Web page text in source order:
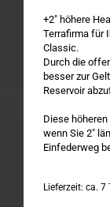
+2" höhere
Terrafirma für
Classic.
Durch die
besser zur
Reservoir
Diese
wenn Sie 2"
Einfederweg
Lieferzeit: ca. 7